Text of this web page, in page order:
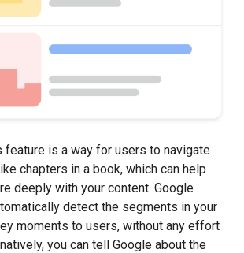
feature is a way for users to navigate
chapters in a book, which can help
deeply with your content. Google
detect the segments in your
moments to users, without any effort
you can tell Google about the